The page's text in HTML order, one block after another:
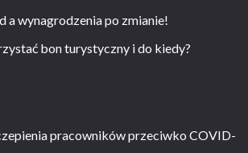
a wynagrodzenia po zmianie!
bon turystyczny i do kiedy?
pracowników przeciwko COVID-